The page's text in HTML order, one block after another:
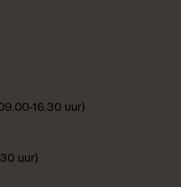
16.30 uur)
uur)